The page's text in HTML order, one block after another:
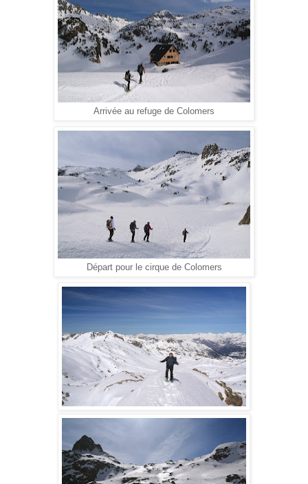
Arrivée au refuge de Colomers
Départ pour le cirque de Colomers